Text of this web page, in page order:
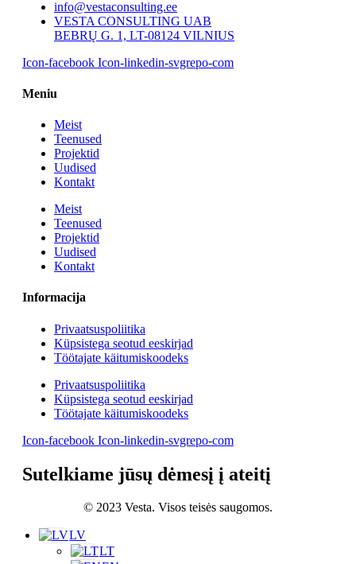
info@vestaconsulting.ee
VESTA CONSULTING UAB
BEBRŲ G. 1, LT-08124 VILNIUS
Icon-facebook Icon-linkedin-svgrepo-com
Meniu
Meist
Teenused
Projektid
Uudised
Kontakt
Meist
Teenused
Projektid
Uudised
Kontakt
Informacija
Privaatsuspoliitika
Küpsistega seotud eeskirjad
Töötajate käitumiskoodeks
Privaatsuspoliitika
Küpsistega seotud eeskirjad
Töötajate käitumiskoodeks
Icon-facebook Icon-linkedin-svgrepo-com
Sutelkiame jūsų dėmesį į ateitį
© 2023 Vesta. Visos teisės saugomos.
LV
LT